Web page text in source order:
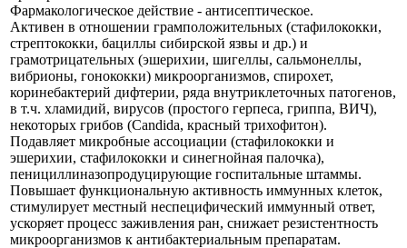
Фармакологическое действие - антисептическое.
Активен в отношении грамположительных (стафилококки,
стрептококки, бациллы сибирской язвы и др.) и
грамотрицательных (эшерихии, шигеллы, сальмонеллы,
вибрионы, гонококки) микроорганизмов, спирохет,
коринебактерий дифтерии, ряда внутриклеточных патогенов,
в т.ч. хламидий, вирусов (простого герпеса, гриппа, ВИЧ),
некоторых грибов (Candida, красный трихофитон).
Подавляет микробные ассоциации (стафилококки и
эшерихии, стафилококки и синегнойная палочка),
пенициллиназопродуцирующие госпитальные штаммы.
Повышает функциональную активность иммунных клеток,
стимулирует местный неспецифический иммунный ответ,
ускоряет процесс заживления ран, снижает резистентность
микроорганизмов к антибактериальным препаратам.